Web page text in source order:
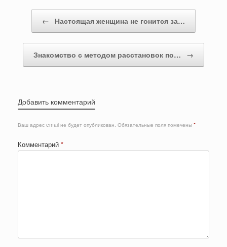
← Настоящая женщина не гонится за…
Знакомство с методом расстановок по… →
Добавить комментарий
Ваш адрес email не будет опубликован. Обязательные поля помечены *
Комментарий *